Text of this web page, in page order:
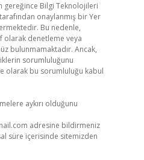
gereğince Bilgi Teknolojileri
onaylanmış bir Yer
Bu nedenle,
denetleme veya
bulunmamaktadır. Ancak,
sorumluluğunu
olarak bu sorumluluğu kabul
aykırı olduğunu
adresine bildirmeniz
süre içerisinde sitemizden